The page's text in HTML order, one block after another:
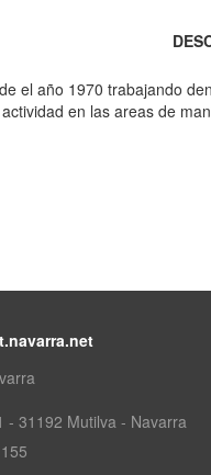
el año 1970 trabajando
en las areas de
- 31192 Mutilva - Navarra